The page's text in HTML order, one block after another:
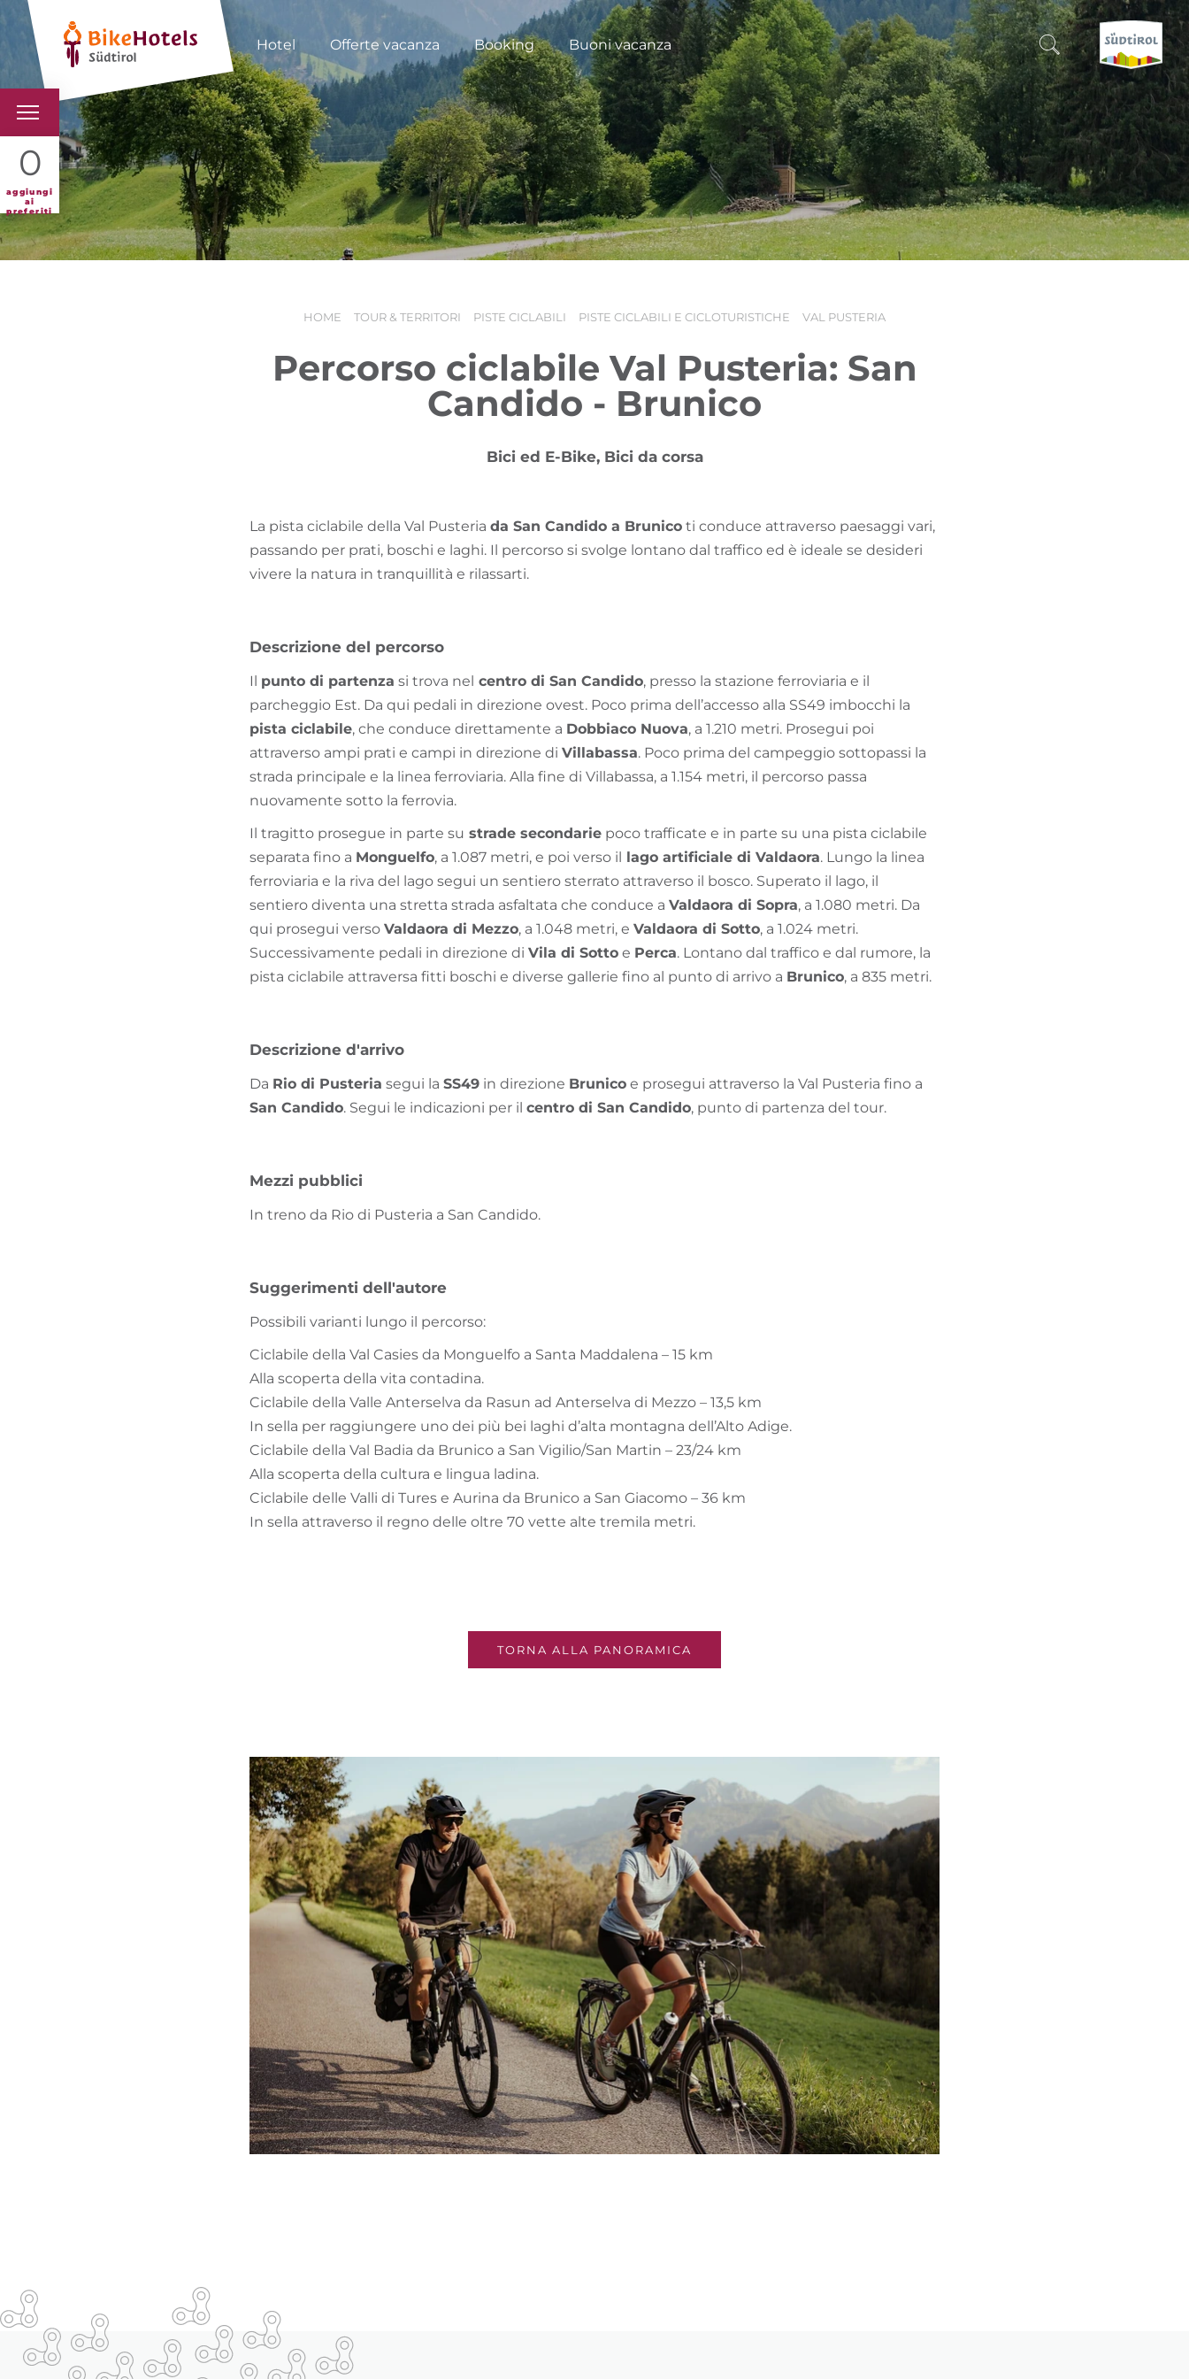
Hotel Offerte vacanza Booking Buoni vacanza
0
aggiungi
ai
preferiti
BIKEHOTELS
HOTELS & PACCHETTI
TOUR & TERRITORI
CERCA E PRENOTA
SCOPRI L'ALTO ADIGE
QUANDO?
-
HOME TOUR & TERRITORI PISTE CICLABILI PISTE CICLABILI E CICLOTURISTICHE VAL PUSTERIA
Percorso ciclabile Val Pusteria: San
Candido - Brunico
Bici ed E-Bike, Bici da corsa
La pista ciclabile della Val Pusteria da San Candido a Brunico ti conduce attraverso paesaggi vari,
passando per prati, boschi e laghi. Il percorso si svolge lontano dal traffico ed è ideale se desideri
vivere la natura in tranquillità e rilassarti.
Descrizione del percorso
Il punto di partenza si trova nel centro di San Candido, presso la stazione ferroviaria e il
parcheggio Est. Da qui pedali in direzione ovest. Poco prima dell’accesso alla SS49 imbocchi la
pista ciclabile, che conduce direttamente a Dobbiaco Nuova, a 1.210 metri. Prosegui poi
attraverso ampi prati e campi in direzione di Villabassa. Poco prima del campeggio sottopassi la
strada principale e la linea ferroviaria. Alla fine di Villabassa, a 1.154 metri, il percorso passa
nuovamente sotto la ferrovia.
Il tragitto prosegue in parte su strade secondarie poco trafficate e in parte su una pista ciclabile
separata fino a Monguelfo, a 1.087 metri, e poi verso il lago artificiale di Valdaora. Lungo la linea
ferroviaria e la riva del lago segui un sentiero sterrato attraverso il bosco. Superato il lago, il
sentiero diventa una stretta strada asfaltata che conduce a Valdaora di Sopra, a 1.080 metri. Da
qui prosegui verso Valdaora di Mezzo, a 1.048 metri, e Valdaora di Sotto, a 1.024 metri.
Successivamente pedali in direzione di Vila di Sotto e Perca. Lontano dal traffico e dal rumore, la
pista ciclabile attraversa fitti boschi e diverse gallerie fino al punto di arrivo a Brunico, a 835 metri.
Descrizione d'arrivo
Da Rio di Pusteria segui la SS49 in direzione Brunico e prosegui attraverso la Val Pusteria fino a
San Candido. Segui le indicazioni per il centro di San Candido, punto di partenza del tour.
Mezzi pubblici
In treno da Rio di Pusteria a San Candido.
Suggerimenti dell'autore
Possibili varianti lungo il percorso:
Ciclabile della Val Casies da Monguelfo a Santa Maddalena – 15 km
Alla scoperta della vita contadina.
Ciclabile della Valle Anterselva da Rasun ad Anterselva di Mezzo – 13,5 km
In sella per raggiungere uno dei più bei laghi d’alta montagna dell’Alto Adige.
Ciclabile della Val Badia da Brunico a San Vigilio/San Martin – 23/24 km
Alla scoperta della cultura e lingua ladina.
Ciclabile delle Valli di Tures e Aurina da Brunico a San Giacomo – 36 km
In sella attraverso il regno delle oltre 70 vette alte tremila metri.
TORNA ALLA PANORAMICA